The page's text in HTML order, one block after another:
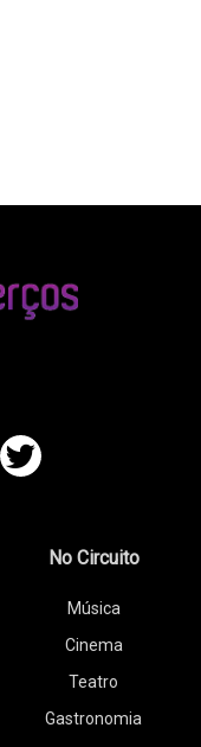
No Circuito
Música
Cinema
Teatro
Gastronomia